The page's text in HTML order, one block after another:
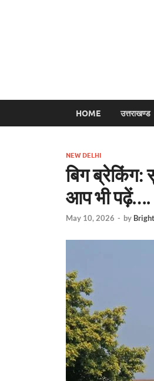
HOME उत्तराखण्ड
NEW DELHI
बिग ब्रेकिंग:
आप भी पढ़ें….
May 10, 2026 - by